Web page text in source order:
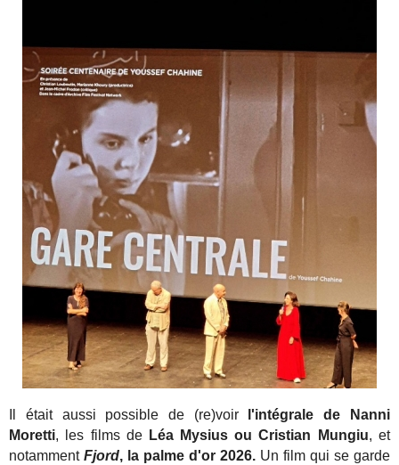
Il était aussi possible de (re)voir
l'intégrale de Nanni
Moretti, les films de Léa Mysius ou Cristian Mungiu, et
notammentFjord, la palme d'or 2026. Un film qui se garde